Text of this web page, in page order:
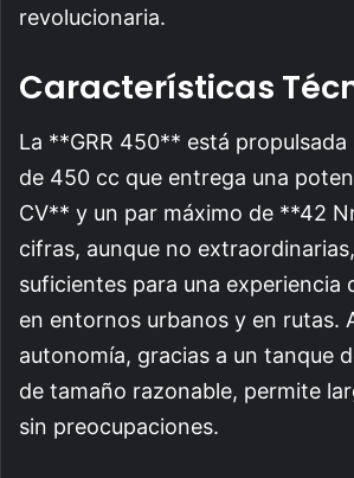
revolucionaria.
Características
La **GRR 450** está
de 450 cc que entrega una
CV** y un par máximo de **42
cifras, aunque no
suficientes para una experiencia
en entornos urbanos y en rutas.
autonomía, gracias a un tanque
de tamaño razonable, permite
sin preocupaciones.